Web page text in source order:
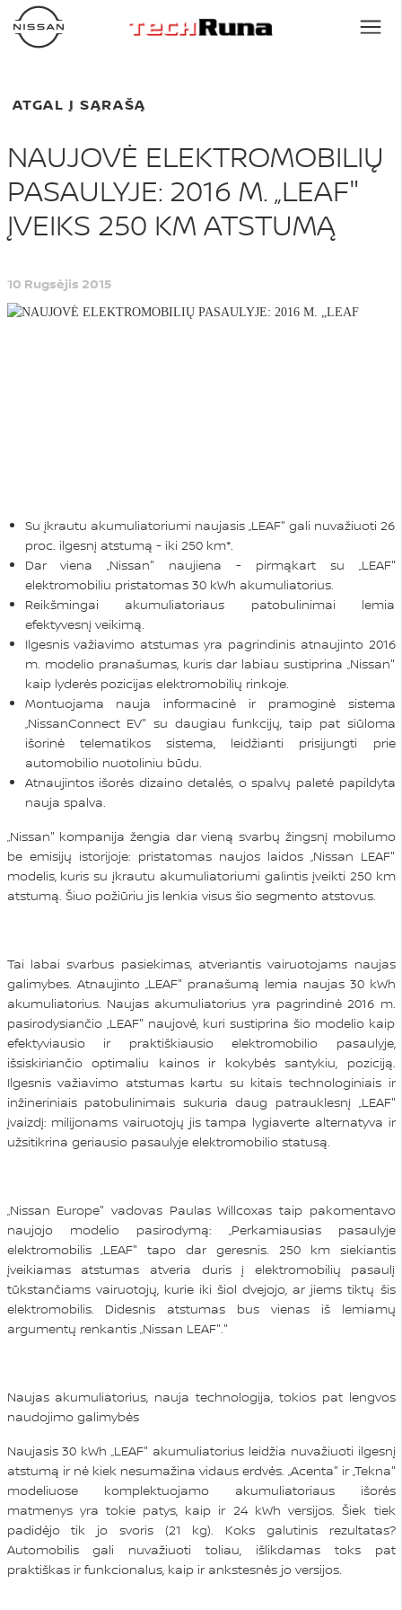
ATGAL Į SĄRAŠĄ
NAUJOVĖ ELEKTROMOBILIŲ
PASAULYJE: 2016 M. „LEAF"
ĮVEIKS 250 KM ATSTUMĄ
10 Rugsėjis 2015
Su įkrautu akumuliatoriumi naujasis „LEAF" gali nuvažiuoti 26
proc. ilgesnį atstumą - iki 250 km*.
Dar viena „Nissan" naujiena - pirmąkart su „LEAF"
elektromobiliu pristatomas 30 kWh akumuliatorius.
Reikšmingai akumuliatoriaus patobulinimai lemia
efektyvesnį veikimą.
Ilgesnis važiavimo atstumas yra pagrindinis atnaujinto 2016
m. modelio pranašumas, kuris dar labiau sustiprina „Nissan"
kaip lyderės pozicijas elektromobilių rinkoje.
Montuojama nauja informacinė ir pramoginė sistema
„NissanConnect EV" su daugiau funkcijų, taip pat siūloma
išorinė telematikos sistema, leidžianti prisijungti prie
automobilio nuotoliniu būdu.
Atnaujintos išorės dizaino detalės, o spalvų paletė papildyta
nauja spalva.
„Nissan" kompanija žengia dar vieną svarbų žingsnį mobilumo
be emisijų istorijoje: pristatomas naujos laidos „Nissan LEAF"
modelis, kuris su įkrautu akumuliatoriumi galintis įveikti 250 km
atstumą. Šiuo požiūriu jis lenkia visus šio segmento atstovus.
Tai labai svarbus pasiekimas, atveriantis vairuotojams naujas
galimybes. Atnaujinto „LEAF" pranašumą lemia naujas 30 kWh
akumuliatorius. Naujas akumuliatorius yra pagrindinė 2016 m.
pasirodysiančio „LEAF" naujovė, kuri sustiprina šio modelio kaip
efektyviausio ir praktiškiausio elektromobilio pasaulyje,
išsiskiriančio optimaliu kainos ir kokybės santykiu, poziciją.
Ilgesnis važiavimo atstumas kartu su kitais technologiniais ir
inžineriniais patobulinimais sukuria daug patrauklesnį „LEAF"
įvaizdį: milijonams vairuotojų jis tampa lygiaverte alternatyva ir
užsitikrina geriausio pasaulyje elektromobilio statusą.
„Nissan Europe" vadovas Paulas Willcoxas taip pakomentavo
naujojo modelio pasirodymą: „Perkamiausias pasaulyje
elektromobilis „LEAF" tapo dar geresnis. 250 km siekiantis
įveikiamas atstumas atveria duris į elektromobilių pasaulį
tūkstančiams vairuotojų, kurie iki šiol dvejojo, ar jiems tiktų šis
elektromobilis. Didesnis atstumas bus vienas iš lemiamų
argumentų renkantis „Nissan LEAF"."
Naujas akumuliatorius, nauja technologija, tokios pat lengvos
naudojimo galimybės
Naujasis 30 kWh „LEAF" akumuliatorius leidžia nuvažiuoti ilgesnį
atstumą ir nė kiek nesumažina vidaus erdvės. „Acenta" ir „Tekna"
modeliuose komplektuojamo akumuliatoriaus išorės
matmenys yra tokie patys, kaip ir 24 kWh versijos. Šiek tiek
padidėjo tik jo svoris (21 kg). Koks galutinis rezultatas?
Automobilis gali nuvažiuoti toliau, išlikdamas toks pat
praktiškas ir funkcionalus, kaip ir ankstesnės jo versijos.